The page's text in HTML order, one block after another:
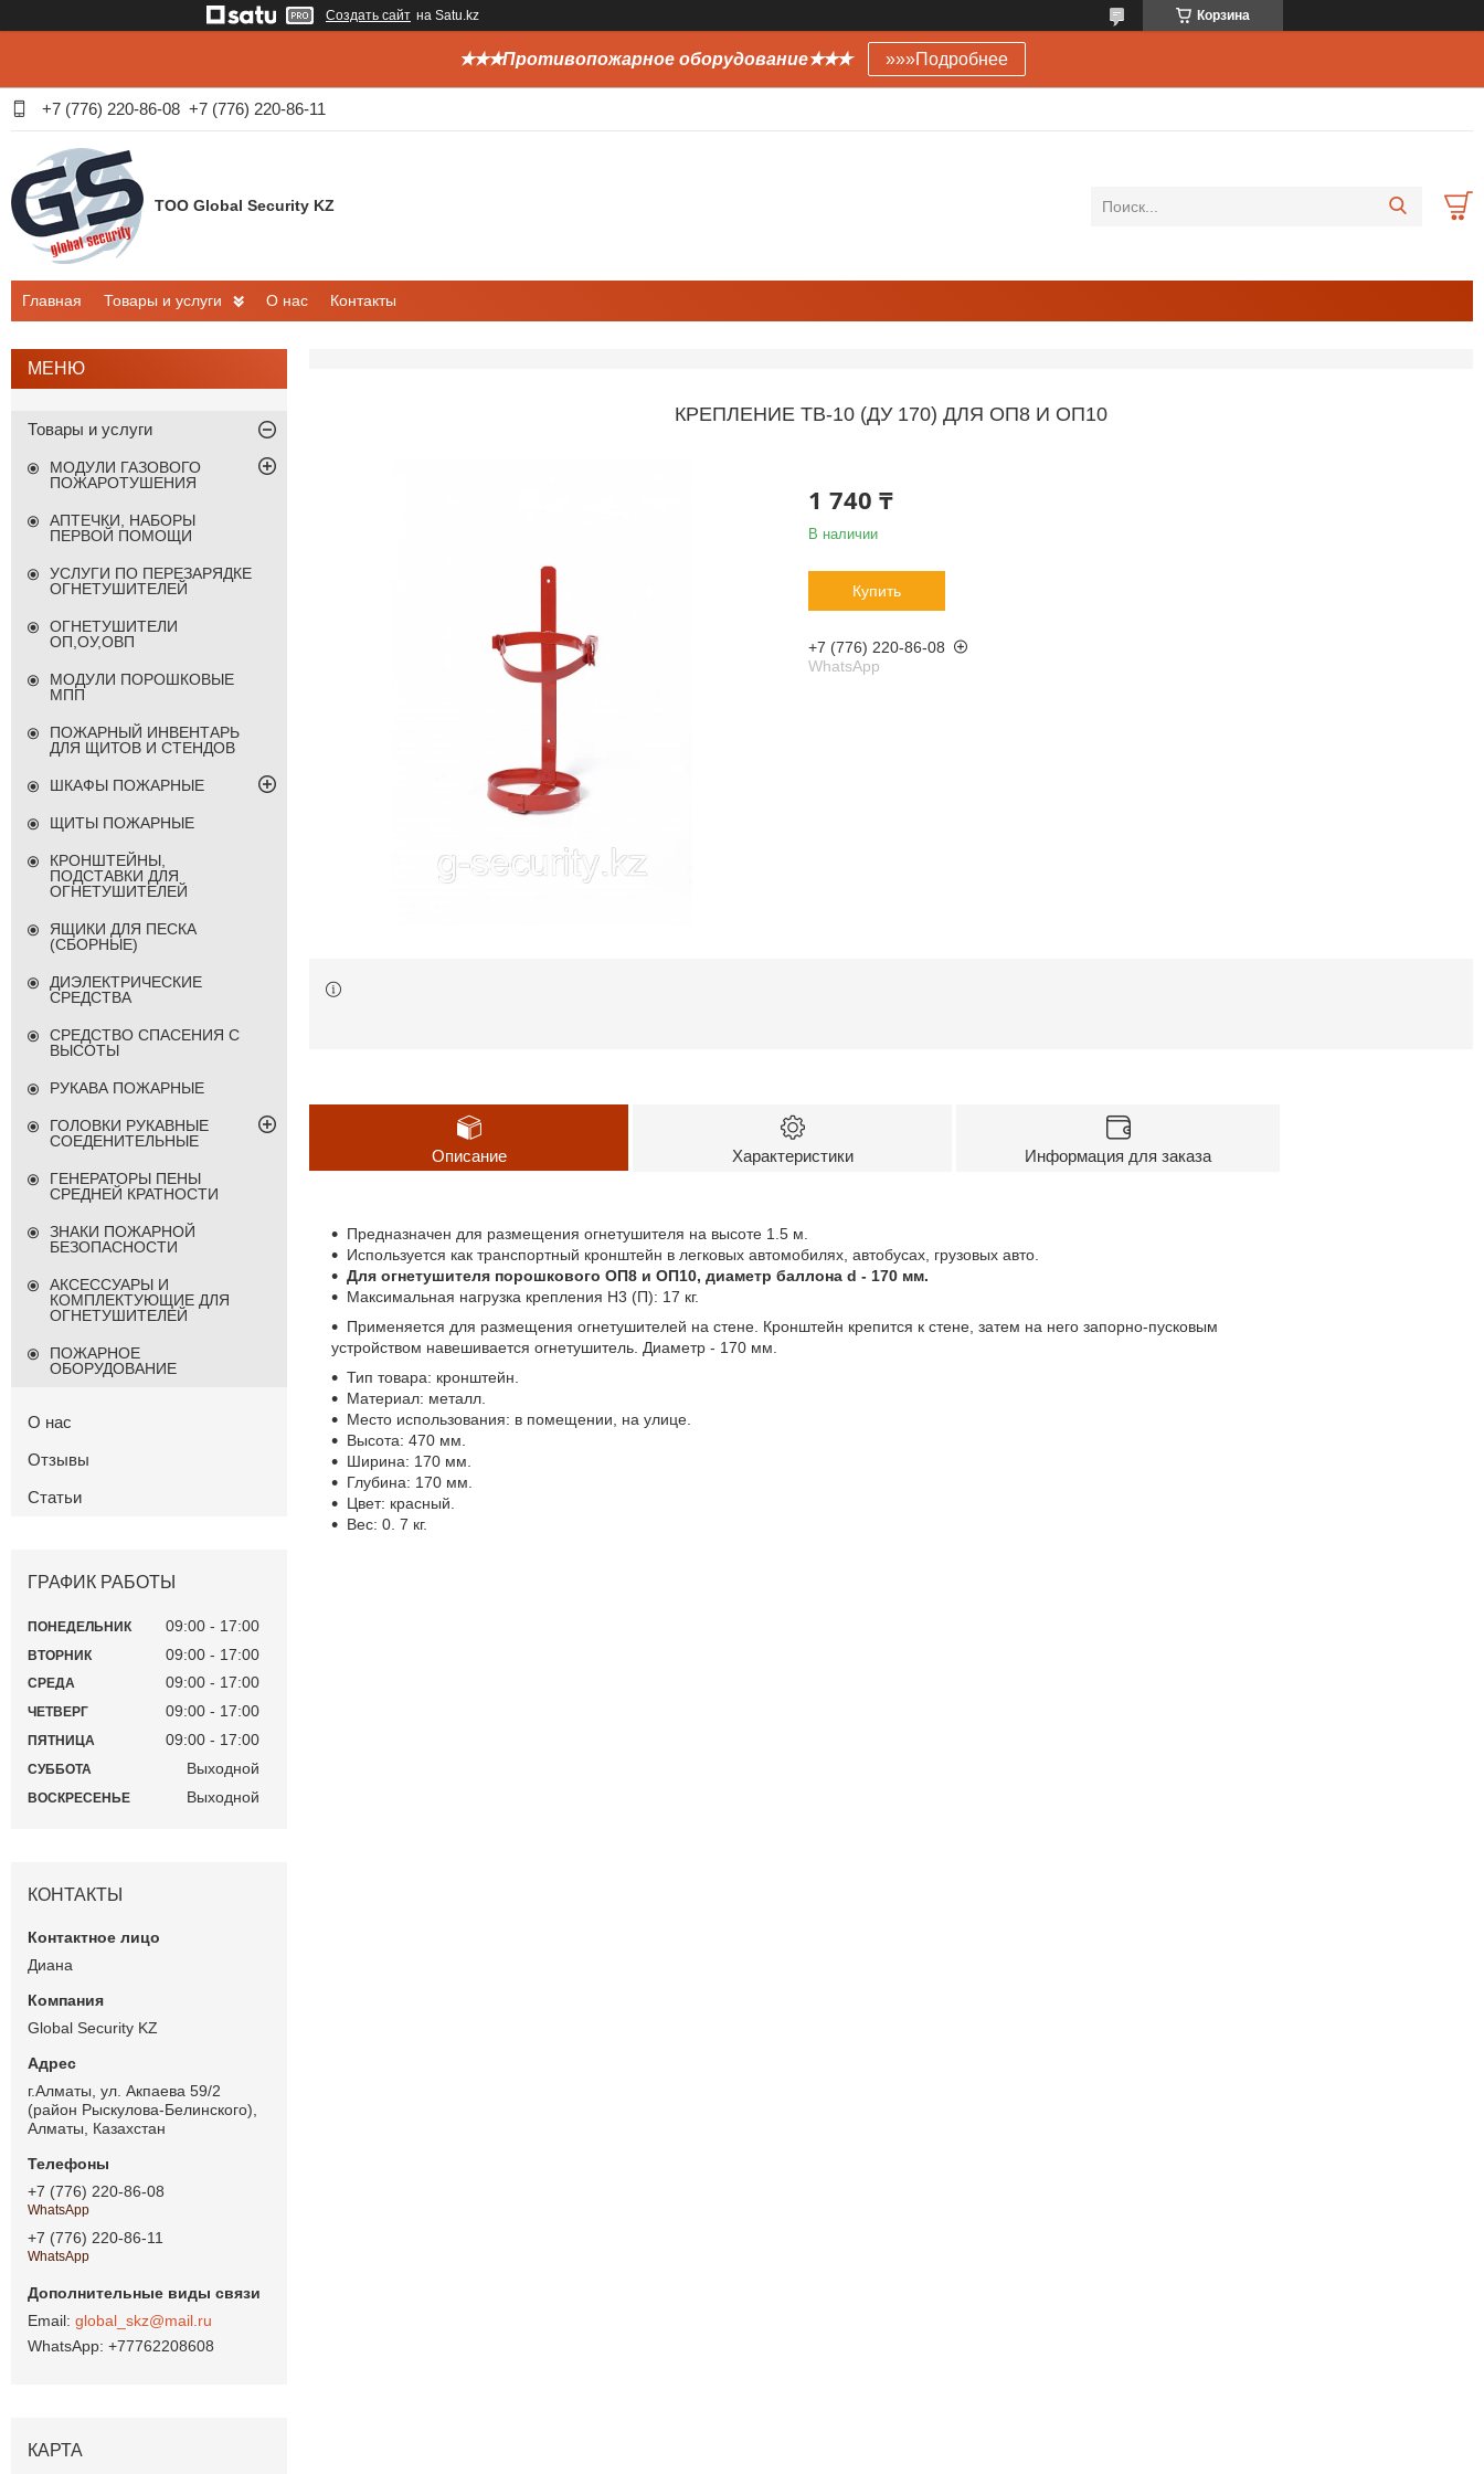
Создать сайт на Satu.kz Корзина
✭✭✭Противопожарное оборудование✭✭✭ »»»Подробнее
+7 (776) 220-86-08 +7 (776) 220-86-11
ТОО Global Security KZ
Главная Товары и услуги О нас Контакты
КРЕПЛЕНИЕ ТВ-10 (ДУ 170) ДЛЯ ОП8 И ОП10
1 740 ₸
В наличии
Купить
+7 (776) 220-86-08
WhatsApp
Описание Характеристики Информация для заказа
Предназначен для размещения огнетушителя на высоте 1.5 м.
Используется как транспортный кронштейн в легковых автомобилях, автобусах, грузовых авто.
Для огнетушителя порошкового ОП8 и ОП10, диаметр баллона d - 170 мм.
Максимальная нагрузка крепления Н3 (П): 17 кг.
Применяется для размещения огнетушителей на стене. Кронштейн крепится к стене, затем на него запорно-пусковым
устройством навешивается огнетушитель. Диаметр - 170 мм.
Тип товара: кронштейн.
Материал: металл.
Место использования: в помещении, на улице.
Высота: 470 мм.
Ширина: 170 мм.
Глубина: 170 мм.
Цвет: красный.
Вес: 0. 7 кг.
Товары и услуги
МОДУЛИ ГАЗОВОГО
ПОЖАРОТУШЕНИЯ
АПТЕЧКИ, НАБОРЫ
ПЕРВОЙ ПОМОЩИ
УСЛУГИ ПО ПЕРЕЗАРЯДКЕ
ОГНЕТУШИТЕЛЕЙ
ОГНЕТУШИТЕЛИ
ОП,ОУ,ОВП
МОДУЛИ ПОРОШКОВЫЕ
МПП
ПОЖАРНЫЙ ИНВЕНТАРЬ
ДЛЯ ЩИТОВ И СТЕНДОВ
ШКАФЫ ПОЖАРНЫЕ
ЩИТЫ ПОЖАРНЫЕ
КРОНШТЕЙНЫ,
ПОДСТАВКИ ДЛЯ
ОГНЕТУШИТЕЛЕЙ
ЯЩИКИ ДЛЯ ПЕСКА
(СБОРНЫЕ)
ДИЭЛЕКТРИЧЕСКИЕ
СРЕДСТВА
СРЕДСТВО СПАСЕНИЯ С
ВЫСОТЫ
РУКАВА ПОЖАРНЫЕ
ГОЛОВКИ РУКАВНЫЕ
СОЕДЕНИТЕЛЬНЫЕ
ГЕНЕРАТОРЫ ПЕНЫ
СРЕДНЕЙ КРАТНОСТИ
ЗНАКИ ПОЖАРНОЙ
БЕЗОПАСНОСТИ
АКСЕССУАРЫ И
КОМПЛЕКТУЮЩИЕ ДЛЯ
ОГНЕТУШИТЕЛЕЙ
ПОЖАРНОЕ
ОБОРУДОВАНИЕ
О нас
Отзывы
Статьи
ГРАФИК РАБОТЫ
ПОНЕДЕЛЬНИК 09:00 17:00
ВТОРНИК 09:00 17:00
СРЕДА 09:00 17:00
ЧЕТВЕРГ 09:00 17:00
ПЯТНИЦА 09:00 17:00
СУББОТА Выходной
ВОСКРЕСЕНЬЕ Выходной
КОНТАКТЫ
Диана
Global Security KZ
г.Алматы, ул. Акпаева 59/2
(район Рыскулова-Белинского),
Алматы, Казахстан
+7 (776) 220-86-08
WhatsApp
+7 (776) 220-86-11
WhatsApp
global_skz@mail.ru
+77762208608
КАРТА